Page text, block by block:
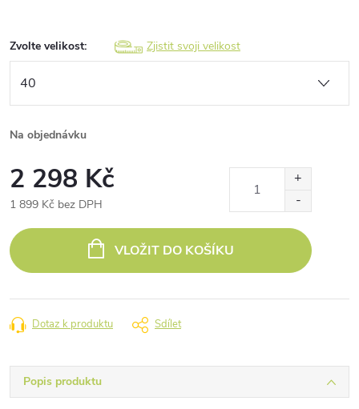
Zvolte velikost: Zjistit svoji velikost
Na objednávku
2 298 Kč
1 899 Kč bez DPH
cena:
VLOŽIT DO KOŠÍKU
Dotaz k produktu Sdílet
Popis produktu